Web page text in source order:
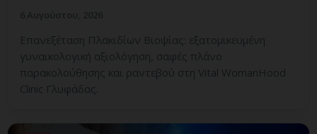
Επανεξέταση Πλακιδίων Βιοψίας: εξατομικευμένη
γυναικολογική αξιολόγηση, σαφές πλάνο
παρακολούθησης και ραντεβού στη Vital WomanHood
Clinic Γλυφάδας.